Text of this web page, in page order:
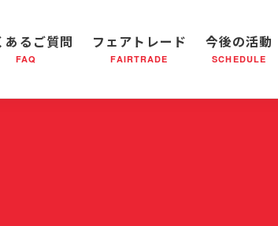
私たちの目指す未来 小隊(教会)のはたらき
世軍ブラスバンドのCD バザー 災害支援
・社会福祉事業 出版物のご案内
あるご質問
FAQ
フェアトレード
FAIRTRADE
今後の活動
SCHEDULE